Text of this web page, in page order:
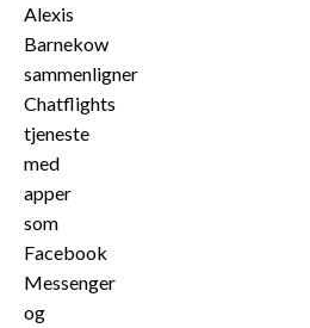
Alexis
Barnekow
sammenligner
Chatflights
tjeneste
med
apper
som
Facebook
Messenger
og